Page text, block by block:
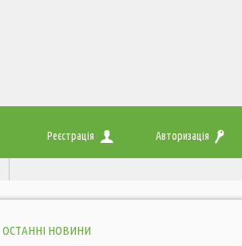
Реєстрація Авторизація
ОСТАННІ НОВИНИ